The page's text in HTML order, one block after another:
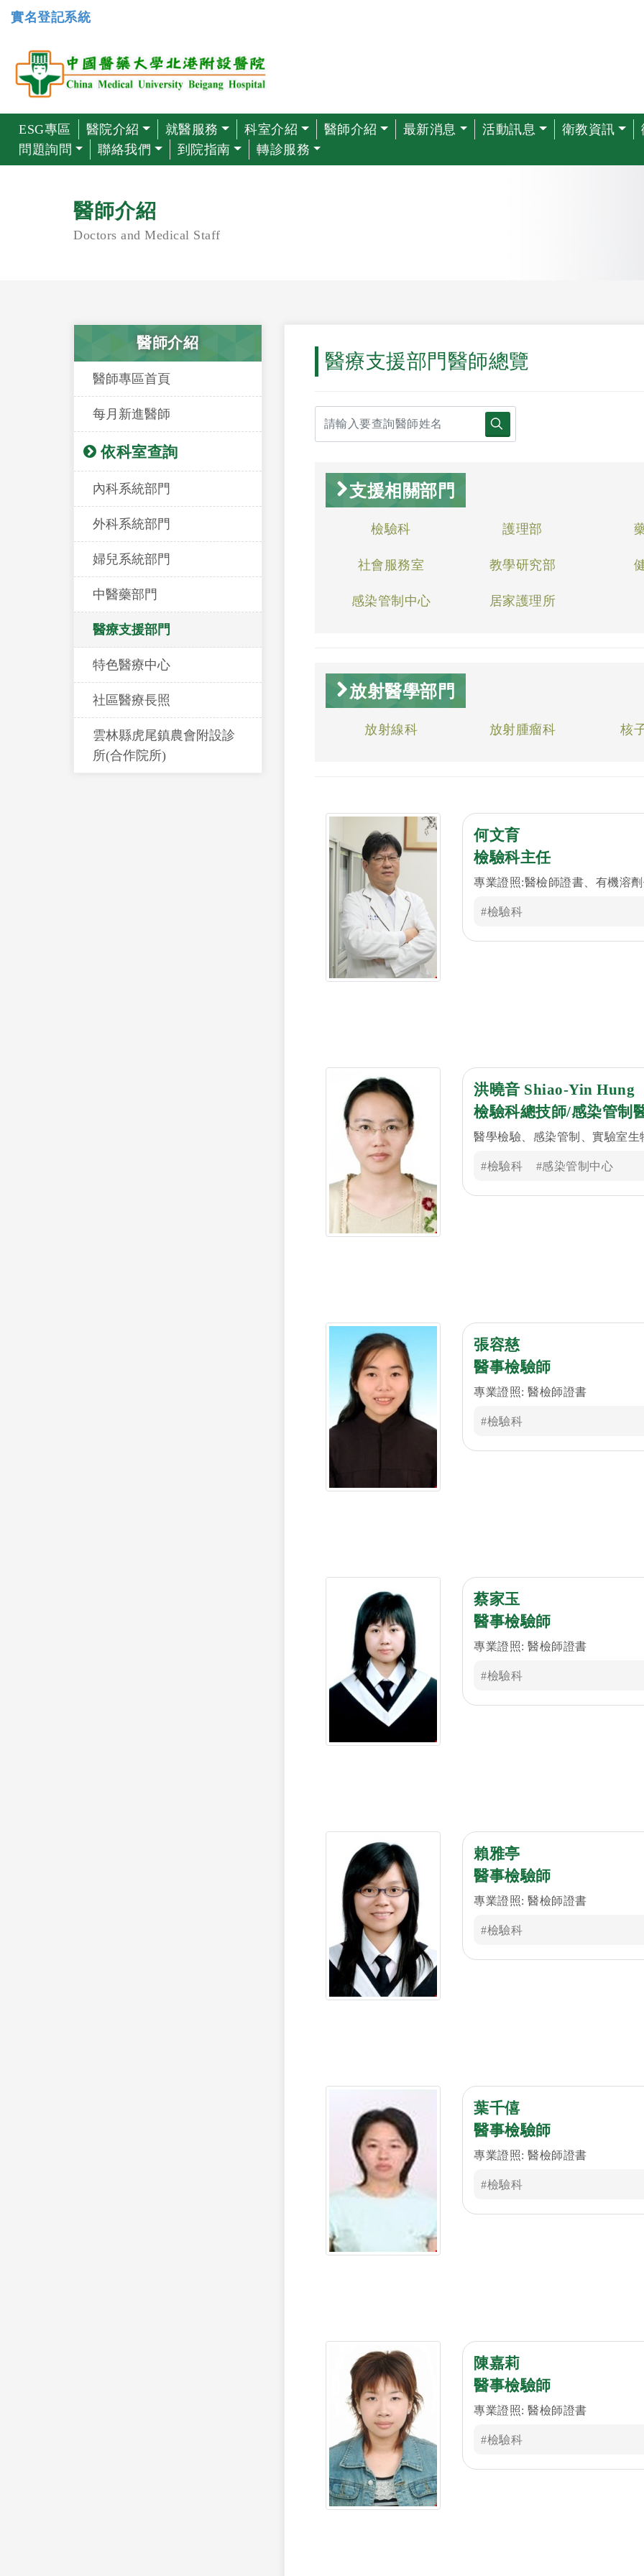
實名登記系統
ESG專區 醫院介紹 就醫服務 科室介紹 醫師介紹 最新消息 活動訊息 衛教資訊
問題詢問
聯絡我們 到院指南 轉診服務
醫師介紹
Doctors and Medical Staff
醫師介紹
醫師專區首頁
每月新進醫師
依科室查詢
內科系統部門
外科系統部門
婦兒系統部門
中醫藥部門
醫療支援部門
特色醫療中心
社區醫療長照
雲林縣虎尾鎮農會附設診
所(合作院所)
醫療支援部門醫師總覽
支援相關部門
檢驗科 護理部
社會服務室 教學研究部
感染管制中心 居家護理所
放射醫學部門
放射線科 放射腫瘤科 核
何文育
檢驗科主任
專業證照:醫檢師證書、有機溶
#檢驗科
洪曉音 Shiao-Yin Hung
檢驗科總技師/感染管制
醫學檢驗、感染管制、實驗室生
#檢驗科 #感染管制中心
張容慈
醫事檢驗師
專業證照: 醫檢師證書
#檢驗科
蔡家玉
醫事檢驗師
專業證照: 醫檢師證書
#檢驗科
賴雅亭
醫事檢驗師
專業證照: 醫檢師證書
#檢驗科
葉千僖
醫事檢驗師
專業證照: 醫檢師證書
#檢驗科
陳嘉莉
醫事檢驗師
專業證照: 醫檢師證書
#檢驗科